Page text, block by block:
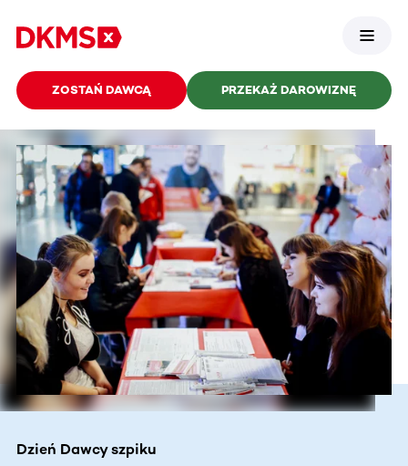
ZOSTAŃ DAWCĄ PRZEKAŻ DAROWIZNĘ
Dzień Dawcy szpiku